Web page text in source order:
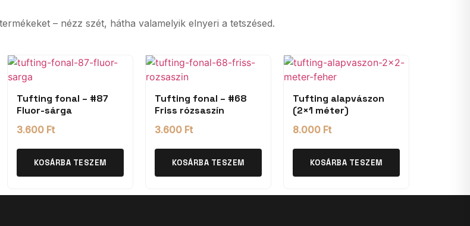
– nézz szét, hátha valamelyik elnyeri a tetszésed.
Tufting fonal – #87
Fluor-sárga
3.600 Ft
KOSÁRBA TESZEM
Tufting fonal – #68
Friss rózsaszín
3.600 Ft
KOSÁRBA TESZEM
Tufting alapvászon
(2×1 méter)
8.000 Ft
KOSÁRBA TESZEM